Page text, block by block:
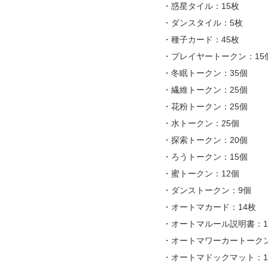
・惑星タイル：15枚
・ダンスタイル：5枚
・種子カード：45枚
・プレイヤートークン：15
・冬眠トークン：35個
・繊維トークン：25個
・花粉トークン：25個
・水トークン：25個
・探索トークン：20個
・ろうトークン：15個
・蜜トークン：12個
・ダンストークン：9個
・オートマカード：14枚
・オートマルール説明書：
・オートマワーカートーク
・オートマドックマット：